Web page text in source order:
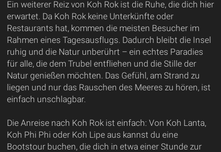
Ein weiterer Reiz von Koh Rok ist die Ruhe, die dich hier
erwartet. Da Koh Rok keine Unterkünfte oder
Restaurants hat, kommen die meisten Besucher im
Rahmen eines Tagesausflugs. Dadurch bleibt die Insel
ruhig und die Natur unberührt – ein echtes Paradies
für alle, die dem Trubel entfliehen und die Stille der
Natur genießen möchten. Das Gefühl, am Strand zu
liegen und nur das Rauschen des Meeres zu hören, ist
einfach unschlagbar.
Die Anreise nach Koh Rok ist einfach: Von Koh Lanta,
Koh Phi Phi oder Koh Lipe aus kannst du eine
Bootstour buchen, die dich in etwa einer Stunde zur